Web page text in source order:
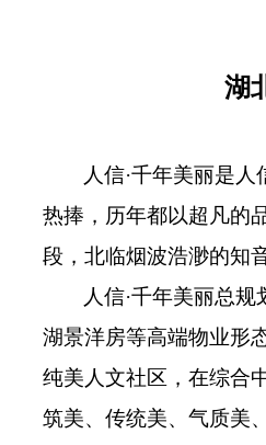
湖
人信·千年美丽是
热捧，历年都以超凡的
段，北临烟波浩渺的知
人信·千年美丽总
湖景洋房等高端物业形
纯美人文社区，在综合
筑美、传统美、气质美